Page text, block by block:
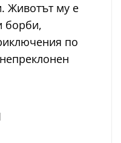
Животът му е
борби,
по